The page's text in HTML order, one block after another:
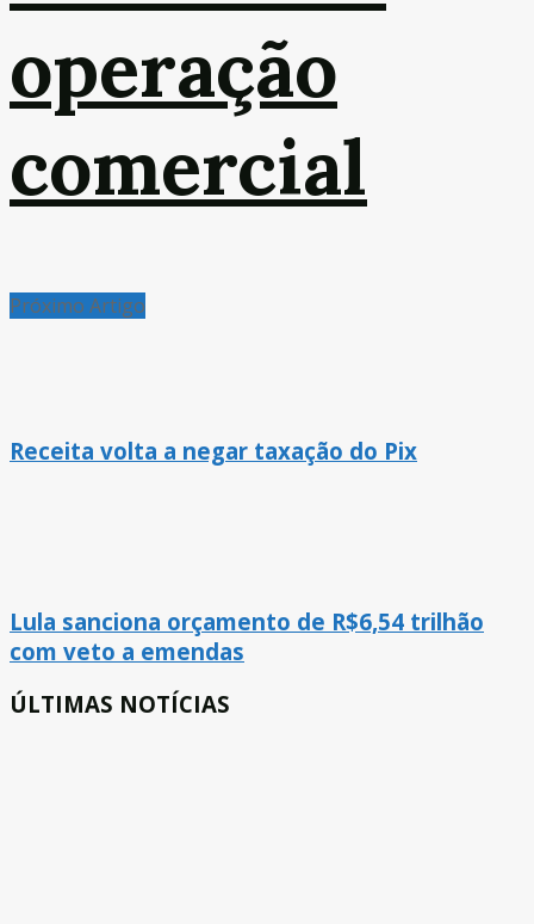
operação
comercial
Próximo Artigo
Receita volta a negar taxação do Pix
Lula sanciona orçamento de R$6,54 trilhão
com veto a emendas
ÚLTIMAS NOTÍCIAS